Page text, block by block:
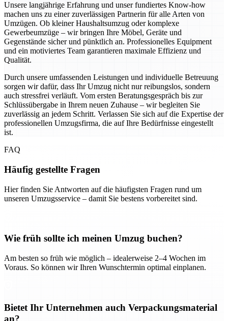
Unsere langjährige Erfahrung und unser fundiertes Know-how
machen uns zu einer zuverlässigen Partnerin für alle Arten von
Umzügen. Ob kleiner Haushaltsumzug oder komplexe
Gewerbeumzüge – wir bringen Ihre Möbel, Geräte und
Gegenstände sicher und pünktlich an. Professionelles Equipment
und ein motiviertes Team garantieren maximale Effizienz und
Qualität.
Durch unsere umfassenden Leistungen und individuelle Betreuung
sorgen wir dafür, dass Ihr Umzug nicht nur reibungslos, sondern
auch stressfrei verläuft. Vom ersten Beratungsgespräch bis zur
Schlüssübergabe in Ihrem neuen Zuhause – wir begleiten Sie
zuverlässig an jedem Schritt. Verlassen Sie sich auf die Expertise der
professionellen Umzugsfirma, die auf Ihre Bedürfnisse eingestellt
ist.
FAQ
Häufig gestellte Fragen
Hier finden Sie Antworten auf die häufigsten Fragen rund um
unseren Umzugsservice – damit Sie bestens vorbereitet sind.
Wie früh sollte ich meinen Umzug buchen?
Am besten so früh wie möglich – idealerweise 2–4 Wochen im
Voraus. So können wir Ihren Wunschtermin optimal einplanen.
Bietet Ihr Unternehmen auch Verpackungsmaterial
an?